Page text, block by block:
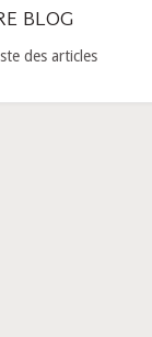
BLOG
des articles